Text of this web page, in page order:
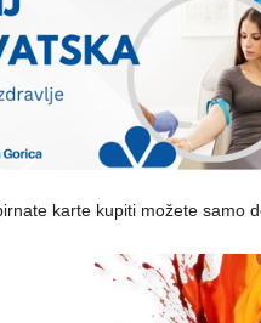
karte kupiti možete samo